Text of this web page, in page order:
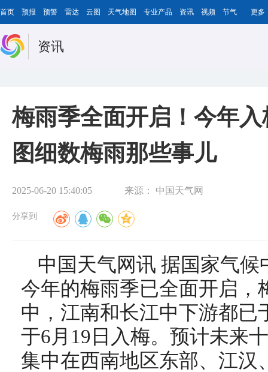
首页 预报 预警 雷达 云图 天气地图 专业产品 资讯 视频 节气 更多
资讯
梅雨季全面开启！今年
图细数梅雨那些事儿
2025-06-20 15:40:05 来源： 中国天气网
分享到
中国天气网讯 据国家气候
今年的梅雨季已全面开启，
中，江南和长江中下游都已
于6月19日入梅。预计未来
集中在西南地区东部、江汉